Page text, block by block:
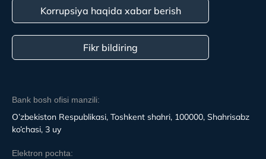
Bank bosh ofisi manzili:
O’zbekiston Respublikasi, Toshkent shahri, 100000, Shahrisabz
ko’chasi, 3 uy
Elektron pochta:
Korrupsiya haqida xabar berish
Fikr bildiring